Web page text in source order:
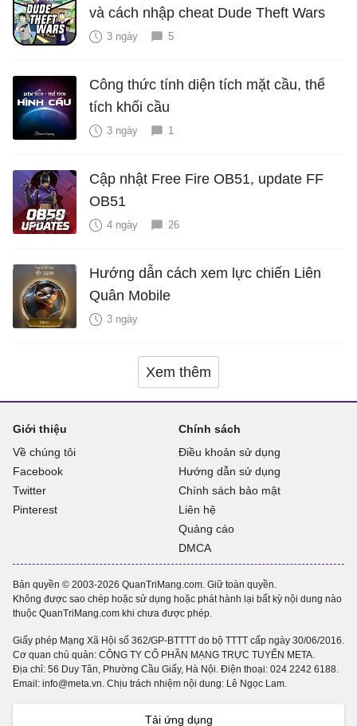
và cách nhập cheat Dude Theft Wars
3 ngày 5
Công thức tính diện tích mặt cầu, thể
tích khối cầu
3 ngày 1
Cập nhật Free Fire OB51, update FF
OB51
4 ngày 26
Hướng dẫn cách xem lực chiến Liên
Quân Mobile
3 ngày
Xem thêm
Giới thiệu
Về chúng tôi
Facebook
Twitter
Pinterest
Chính sách
Điều khoản sử dụng
Hướng dẫn sử dụng
Chính sách bảo mật
Liên hệ
Quảng cáo
DMCA
Bản quyền © 2003-2026 QuanTriMang.com. Giữ toàn quyền.
Không được sao chép hoặc sử dụng hoặc phát hành lại bất kỳ nội dung nào
thuộc QuanTriMang.com khi chưa được phép.
Giấy phép Mạng Xã Hội số 362/GP-BTTTT do bộ TTTT cấp ngày 30/06/2016.
Cơ quan chủ quản: CÔNG TY CỔ PHẦN MẠNG TRỰC TUYẾN META.
Địa chỉ: 56 Duy Tân, Phường Cầu Giấy, Hà Nội. Điện thoại: 024 2242 6188.
Email: info@meta.vn. Chịu trách nhiệm nội dung: Lê Ngọc Lam.
Tải ứng dụng